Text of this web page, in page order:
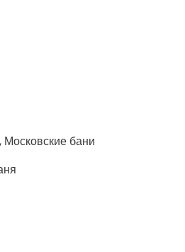
Московские бани